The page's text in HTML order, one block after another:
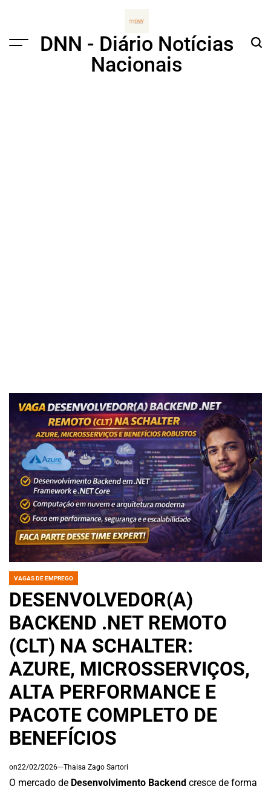
Menu
DNN - Diário Notícias
Nacionais
POSTED
VAGAS DE EMPREGO
DESENVOLVEDOR(A)
BACKEND .NET REMOTO
(CLT) NA SCHALTER:
AZURE, MICROSSERVIÇOS,
ALTA PERFORMANCE E
PACOTE COMPLETO DE
BENEFÍCIOS
on22/02/2026 Thaisa Zago Sartori
O mercado de Desenvolvimento Backend cresce de forma